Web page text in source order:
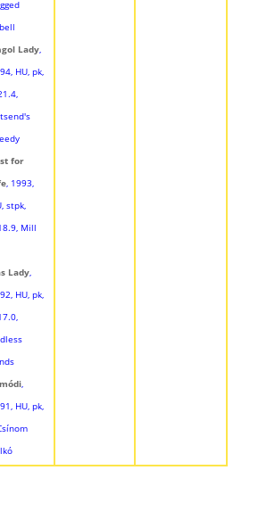
Lady,
HU, pk,
for
, 1993,
stpk,
Mill
Lady,
HU, pk,
,
HU, pk,